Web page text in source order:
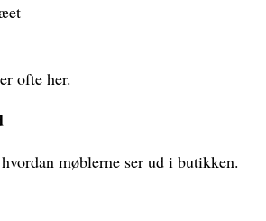
ofte her.
møblerne ser ud i butikken.